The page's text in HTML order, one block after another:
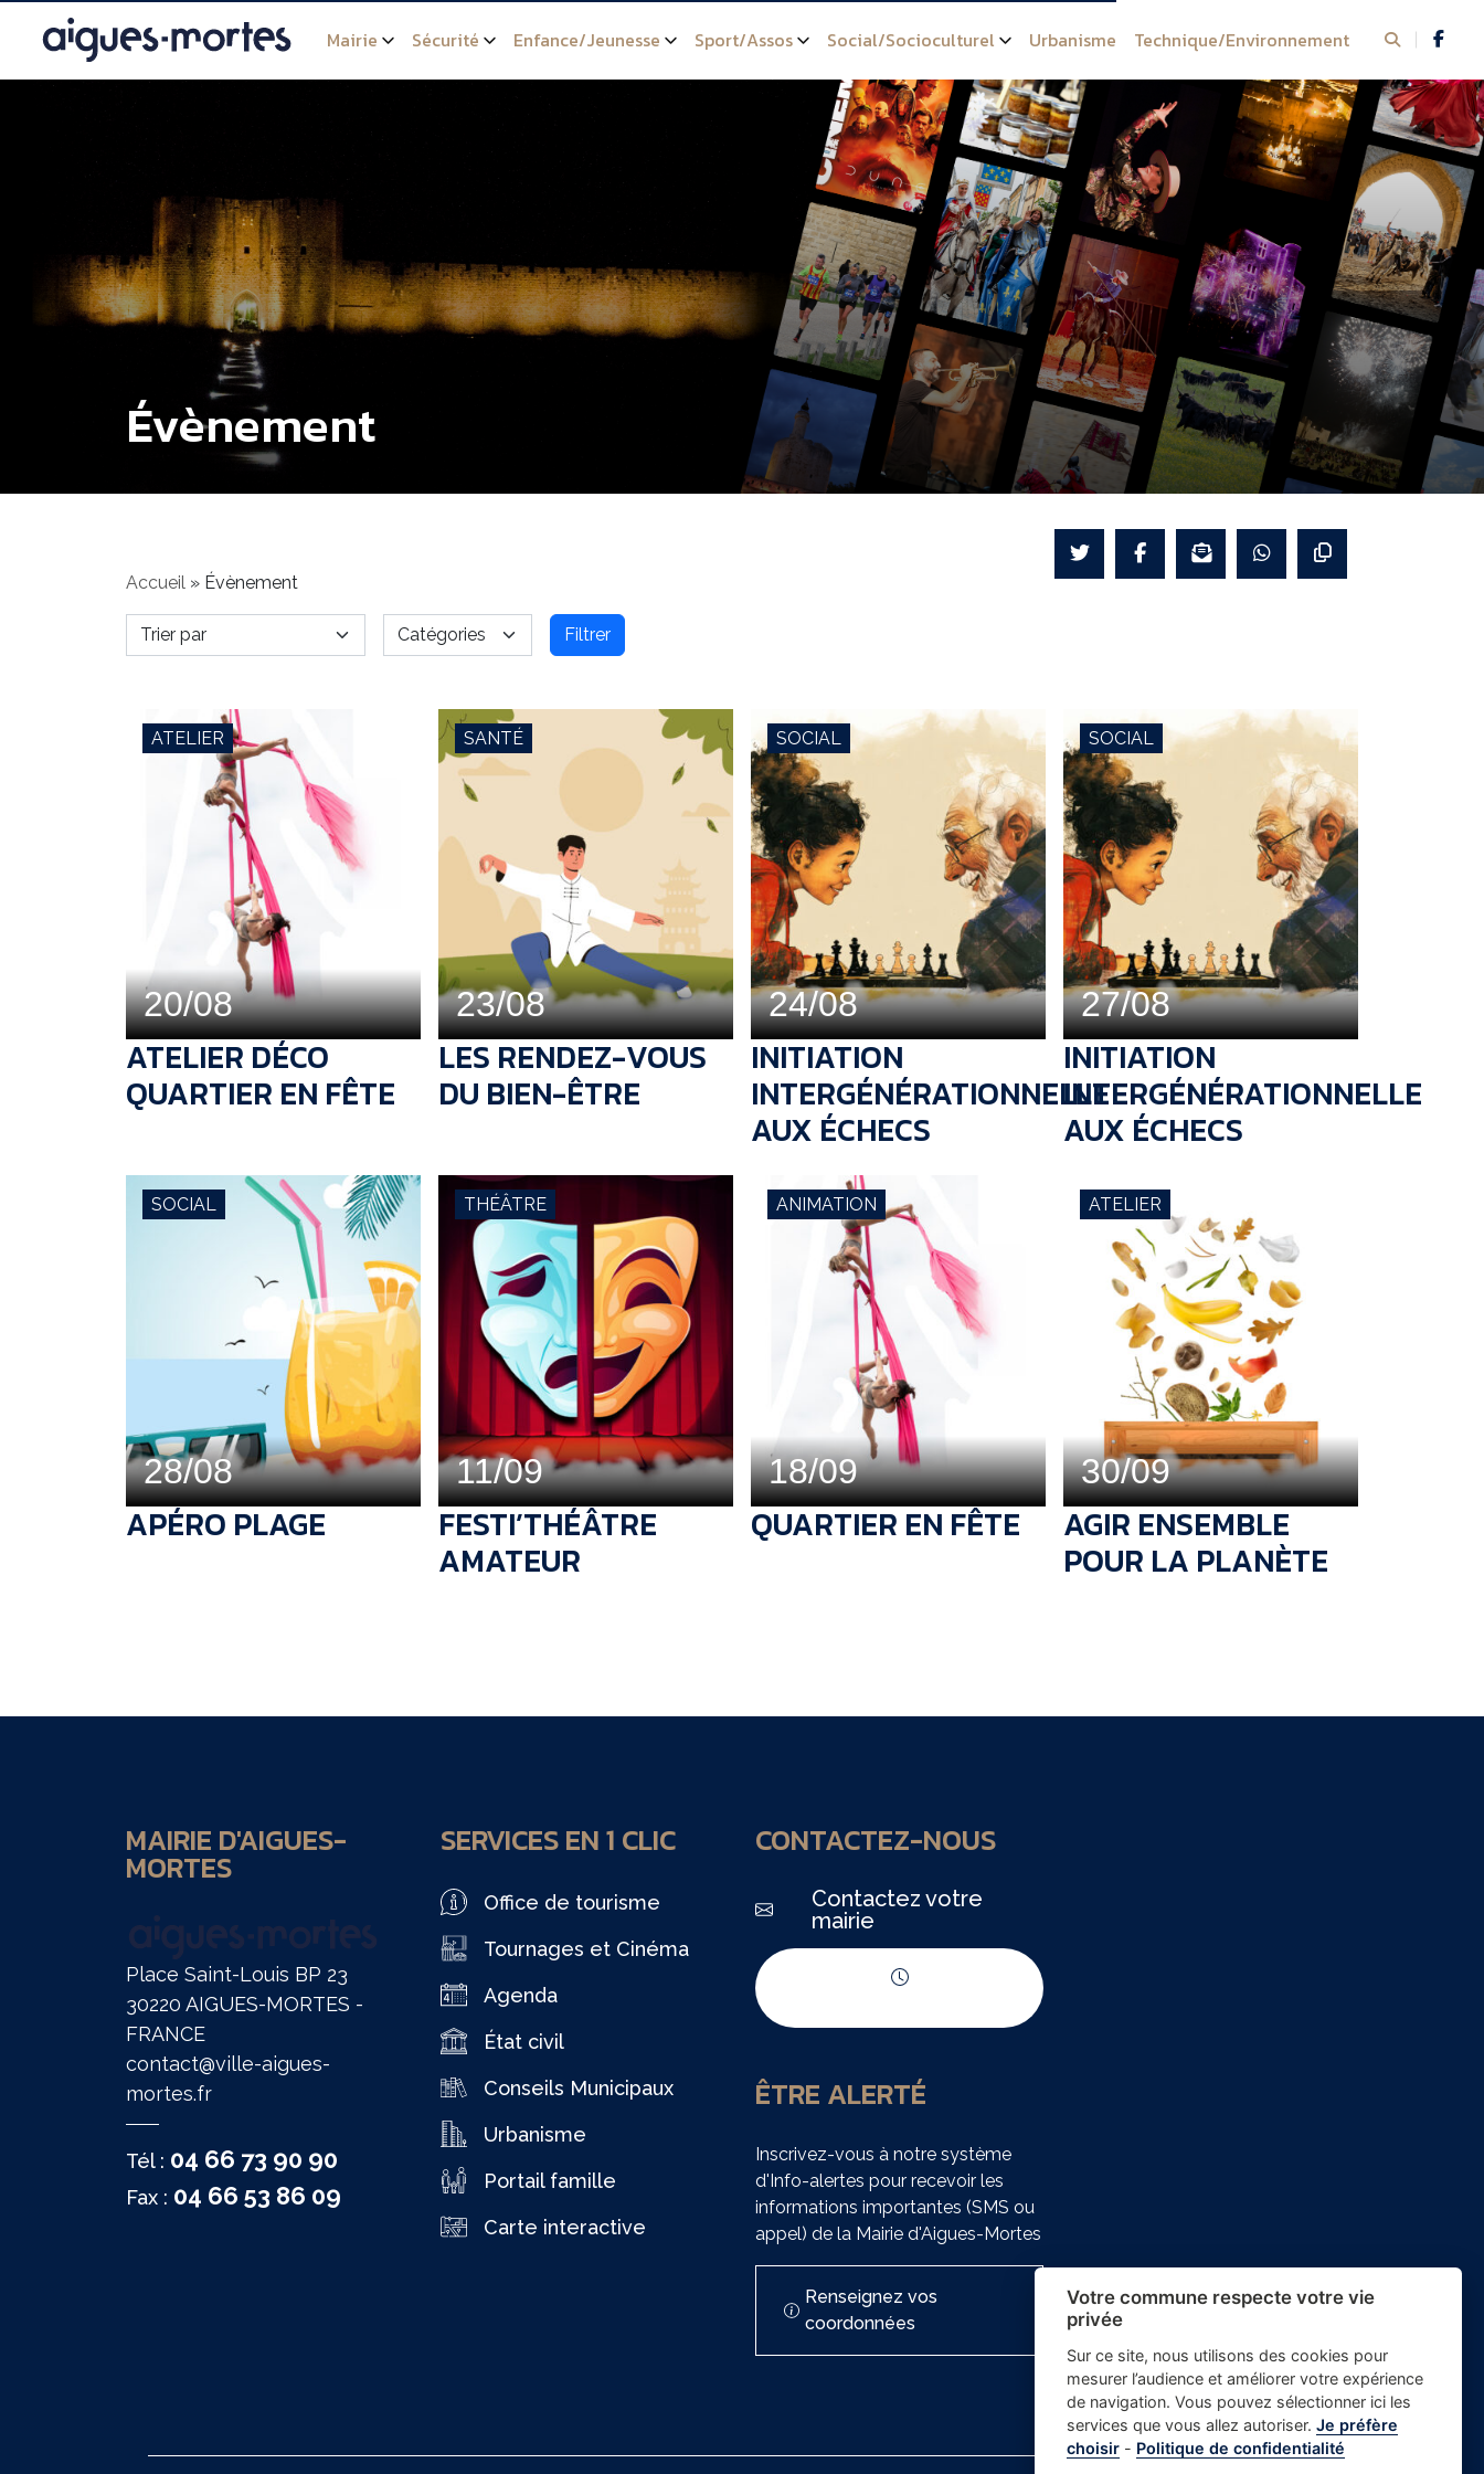
Mairie Sécurité Enfance/Jeunesse Sport/Assos Social/Socioculturel Urbanisme Technique/Environnement
Évènement
Accueil » Évènement
Filtrer
ATELIER
20/08
ATELIER DÉCO
QUARTIER EN FÊTE
SANTÉ
23/08
LES RENDEZ-VOUS
DU BIEN-ÊTRE
SOCIAL
24/08
INITIATION
INTERGÉNÉRATIONNELLE
AUX ÉCHECS
SOCIAL
27/08
INITIATION
INTERGÉNÉRATIONNELLE
AUX ÉCHECS
SOCIAL
28/08
APÉRO PLAGE
THÉÂTRE
11/09
FESTI’THÉÂTRE
AMATEUR
ANIMATION
18/09
QUARTIER EN FÊTE
ATELIER
30/09
AGIR ENSEMBLE
POUR LA PLANÈTE
MAIRIE D'AIGUES-
MORTES
Place Saint-Louis BP 23
30220 AIGUES-MORTES -
FRANCE
contact@ville-aigues-
mortes.fr
Tél : 04 66 73 90 90
Fax : 04 66 53 86 09
SERVICES EN 1 CLIC
Office de tourisme
Tournages et Cinéma
Agenda
État civil
Conseils Municipaux
Urbanisme
Portail famille
Carte interactive
CONTACTEZ-NOUS
Contactez votre
mairie
ÊTRE ALERTÉ
Inscrivez-vous à notre système
d'Info-alertes pour recevoir les
informations importantes (SMS ou
appel) de la Mairie d'Aigues-Mortes
Renseignez vos
coordonnées
Votre commune respecte votre vie
privée
Sur ce site, nous utilisons des cookies pour
mesurer l’audience et améliorer votre expérience
de navigation. Vous pouvez sélectionner ici les
services que vous allez autoriser. Je préfère
choisir- Politique de confidentialité